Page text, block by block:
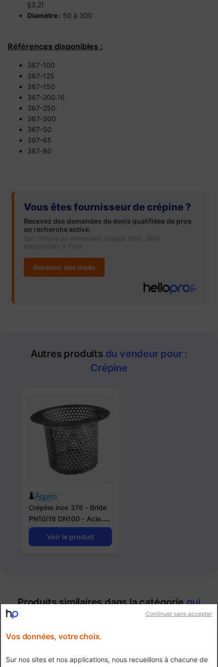
§3,2)
Diamètre : 50 à 300
Références disponibles :
367-100
367-125
367-150
367-200.16
367-250
367-300
367-50
367-65
367-80
Vous êtes fournisseur de crépine ?
Recevez des demandes de devis qualifiées de pros
en recherche active.
Des milliers de demandes chaque mois. Zéro
prospection à froid.
Recevoir des leads
Autres produits du vendeur pour :
Crépine
Crépine inox 376 - Bride
PN10/16 DN100 - Acier
Inox ASTM A182 F304
Voir le produit
Produits similaires dans la catégoriequi
peuvent vous intéresserContinuer sans accepter
Vos données, votre choix.
Sur nos sites et nos applications, nous recueillons à chacune de